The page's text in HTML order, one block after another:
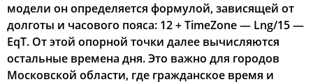
02:51 05:10 12:30 16:27 19:50 21:57
22, Сб 02:54 05:12 12:30 16:25 19:47 21:53
модели он определяется формулой, зависящей от
долготы и часового пояса: 12 + TimeZone — Lng/15 —
EqT. От этой опорной точки далее вычисляются
остальные времена дня. Это важно для городов
Московской области, где гражданское время и